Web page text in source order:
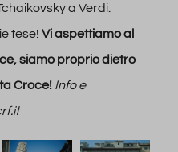
a Verdi.
tese! Vi aspettiamo al
siamo proprio dietro
Croce! Info e